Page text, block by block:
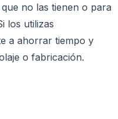
no las tienen o para
los utilizas
a ahorrar tiempo y
o fabricación.